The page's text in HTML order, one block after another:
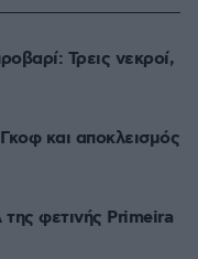
Τρεις νεκροί,
και αποκλεισμός
φετινής Primeira